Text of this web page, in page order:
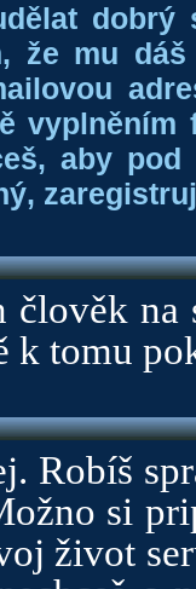
dobrý
že mu
aby
člověk na
k tomu
Robíš
si
život